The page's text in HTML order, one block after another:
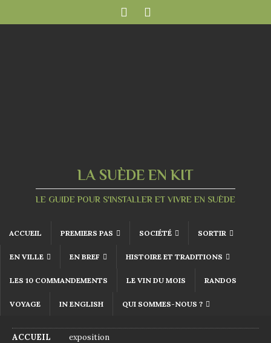
LA SUÈDE EN KIT
LE GUIDE POUR S'INSTALLER ET VIVRE EN SUÈDE
ACCUEIL PREMIERS PAS SOCIÉTÉ SORTIR
EN VILLE EN BREF HISTOIRE ET TRADITIONS
LES 10 COMMANDEMENTS LE VIN DU MOIS RANDOS
VOYAGE IN ENGLISH QUI SOMMES-NOUS ?
ACCUEIL exposition